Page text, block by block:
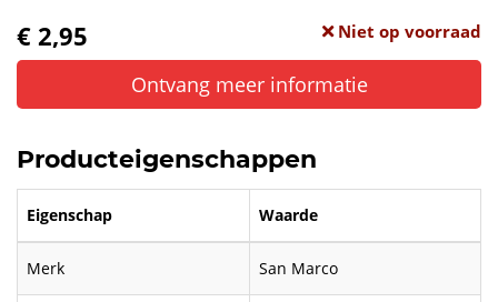
€ 2,95 Niet op voorraad
Ontvang meer informatie
Producteigenschappen
Eigenschap Waarde
Merk San Marco